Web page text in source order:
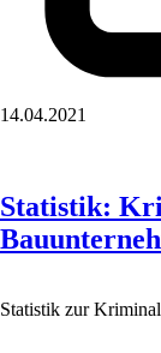
14.04.2021
Statistik:
Statistik zur